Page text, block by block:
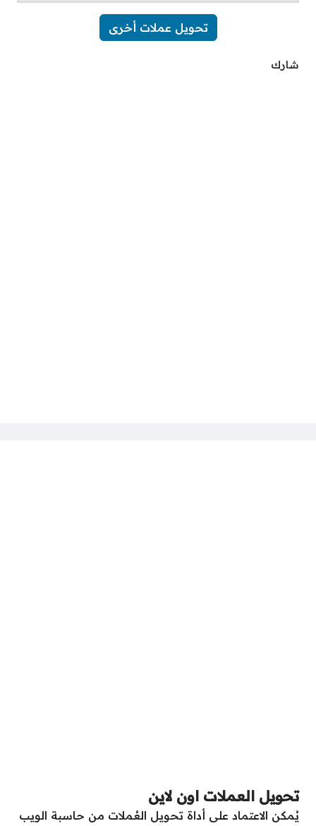
تحويل عملات أخرى
شارك
تحويل العملات اون لاين
يُمكن الاعتماد على أداة تحويل العُملات من حاسبة الويب